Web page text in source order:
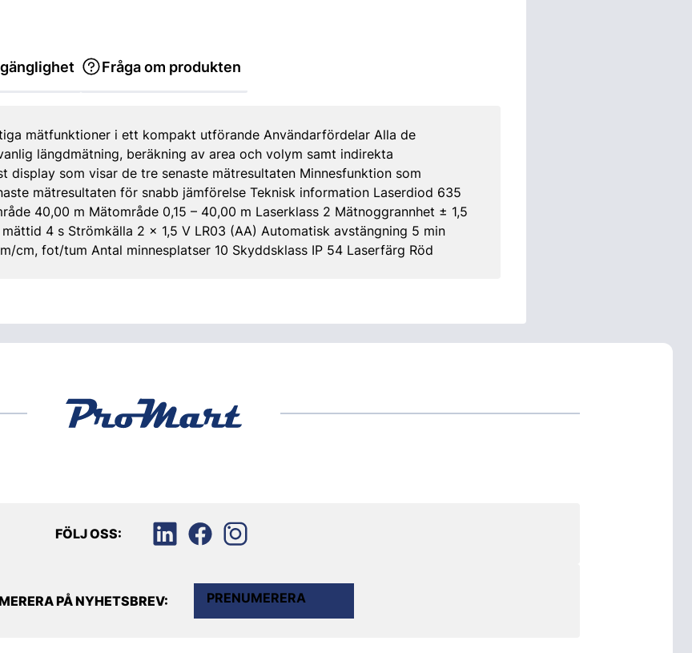
Fråga om produkten
mätfunktioner i ett kompakt utförande Användarfördelar Alla de
längdmätning, beräkning av area och volym samt indirekta
display som visar de tre senaste mätresultaten Minnesfunktion som
mätresultaten för snabb jämförelse Teknisk information Laserdiod 635
40,00 m Mätområde 0,15 – 40,00 m Laserklass 2 Mätnoggrannhet ± 1,5
4 s Strömkälla 2 x 1,5 V LR03 (AA) Automatisk avstängning 5 min
cm, fot/tum Antal minnesplatser 10 Skyddsklass IP 54 Laserfärg Röd
FÖLJ OSS:
PÅ NYHETSBREV: PRENUMERERA